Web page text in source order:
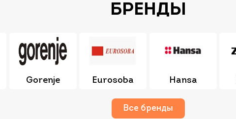
БРЕНДЫ
Gorenje Eurosoba Hansa
Все бренды